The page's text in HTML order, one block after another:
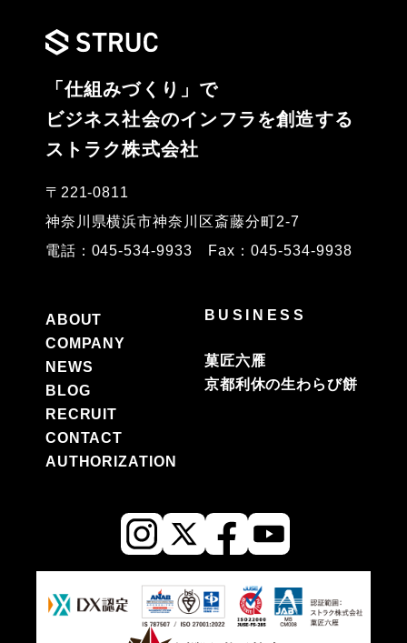
「仕組みづくり」で
ビジネス社会のインフラを創造する
ストラク株式会社
〒221-0811
神奈川県横浜市神奈川区斎藤分町2-7
電話：045-534-9933 Fax：045-534-9938
ABOUT
COMPANY
NEWS
BLOG
RECRUIT
CONTACT
AUTHORIZATION
BUSINESS
菓匠六雁
京都利休の生わらび餅